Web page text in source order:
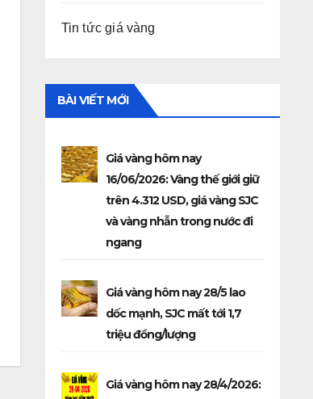
Tin tức giá vàng
BÀI VIẾT MỚI
Giá vàng hôm nay
16/06/2026: Vàng thế giới giữ
trên 4.312 USD, giá vàng SJC
và vàng nhẫn trong nước đi
ngang
Giá vàng hôm nay 28/5 lao
dốc mạnh, SJC mất tới 1,7
triệu đồng/lượng
Giá vàng hôm nay 28/4/2026: